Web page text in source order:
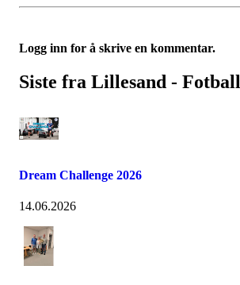
Logg inn for å skrive en kommentar.
Siste fra Lillesand - Fotball
Dream Challenge 2026
14.06.2026